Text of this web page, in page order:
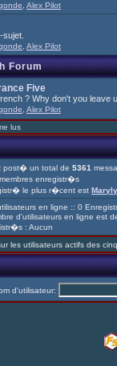
Alex Pilot
Alex Pilot
Forum
Five
? Why don't you leave
Alex Pilot
lus
post� un total de 5361
membres enregistr�s
le plus r�cent est
en ligne :: 0
d'utilisateurs en ligne est
: Aucun
les utilisateurs actifs des
d'utilisateur: